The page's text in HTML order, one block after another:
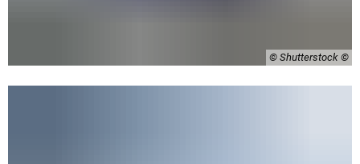
© Shutterstock